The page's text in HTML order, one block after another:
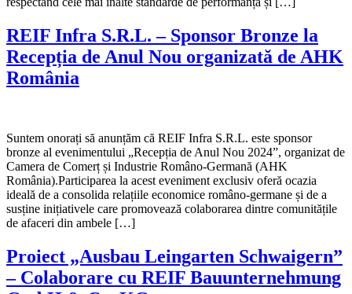
REIF Infra S.R.L. – Sponsor Bronze la
Recepția de Anul Nou organizată de AHK
România
Suntem onorați să anunțăm că REIF Infra S.R.L. este sponsor
bronze al evenimentului „Recepția de Anul Nou 2024”, organizat de
Camera de Comerț și Industrie Româno-Germană (AHK
România).Participarea la acest eveniment exclusiv oferă ocazia
ideală de a consolida relațiile economice româno-germane și de a
susține inițiativele care promovează colaborarea dintre comunitățile
de afaceri din ambele […]
Proiect „Ausbau Leingarten Schwaigern”
– Colaborare cu REIF Bauunternehmung